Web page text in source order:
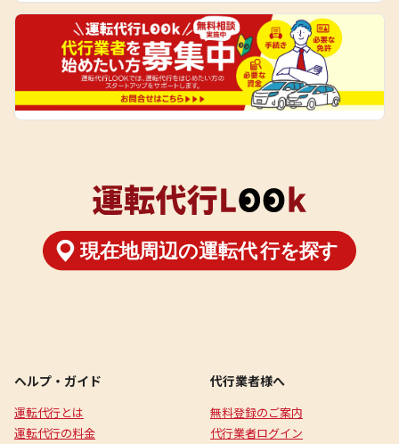
ヘルプ・ガイド
運転代行とは
運転代行の料金
代行業者様へ
無料登録のご案内
代行業者ログイン